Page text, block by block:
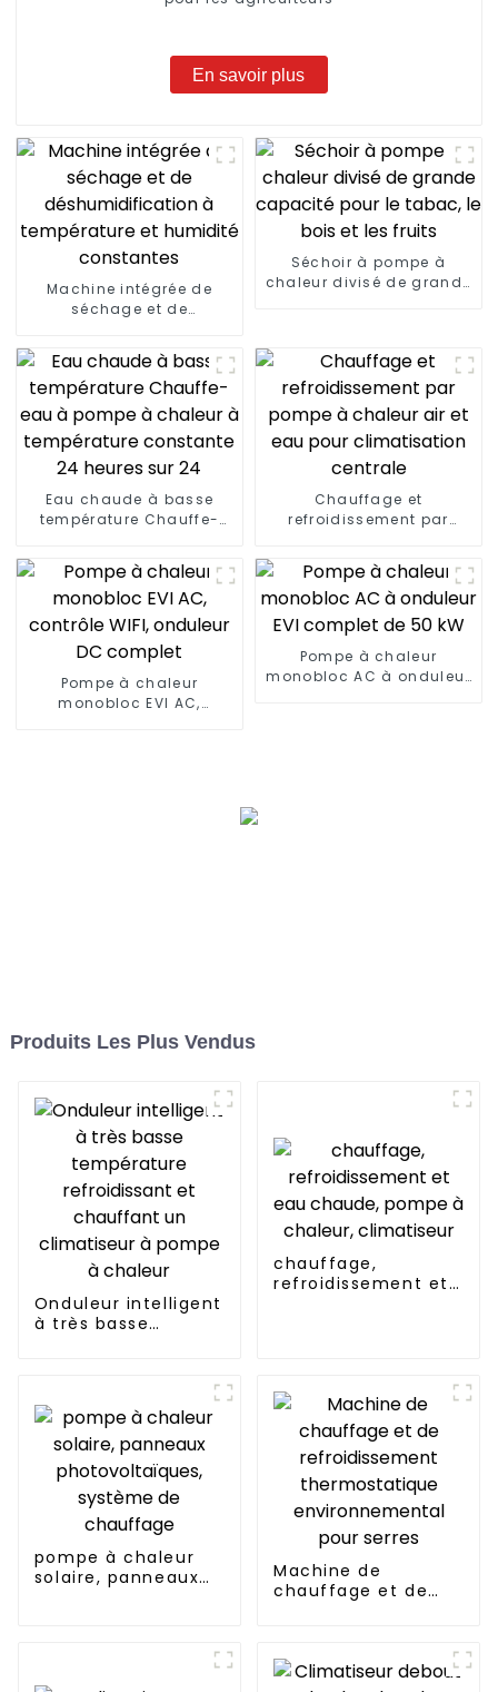
En savoir plus
Machine intégrée de
séchage et de
température et humidité
constantes
Séchoir à pompe à
chaleur divisé de grande
Eau chaude à basse
température Chauffe-
température constante
24 heures sur 24
Chauffage et
refroidissement par
eau pour climatisation
centrale
Pompe à chaleur
monobloc EVI AC,
Pompe à chaleur
monobloc AC à onduleur
Produits Les Plus Vendus
Onduleur intelligent
à très basse
climatiseur à
pompe à chaleur
chauffage,
refroidissement et
pompe à chaleur
solaire, panneaux
Machine de
chauffage et de
pour serres